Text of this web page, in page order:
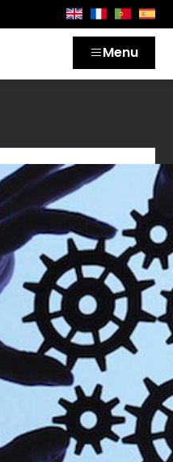
Menu